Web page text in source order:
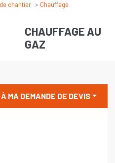
chantier
Chauffage
CHAUFFAGE AU
GAZ
MA DEMANDE DE DEVIS